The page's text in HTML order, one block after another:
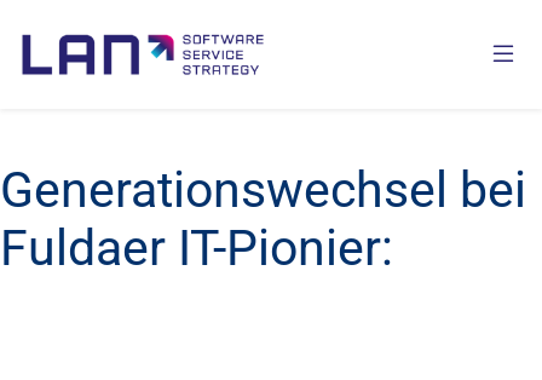
Generationswechsel bei
Fuldaer IT-Pionier: